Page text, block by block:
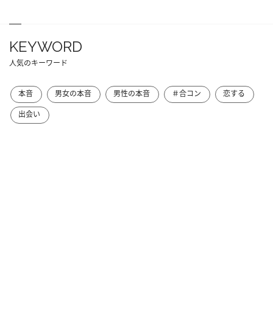
KEYWORD
人気のキーワード
本音 男女の本音 男性の本音 ＃合コン
恋する
出会い